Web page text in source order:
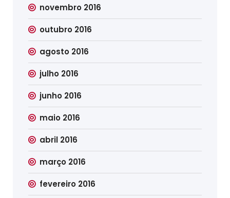
novembro 2016
outubro 2016
agosto 2016
julho 2016
junho 2016
maio 2016
abril 2016
março 2016
fevereiro 2016